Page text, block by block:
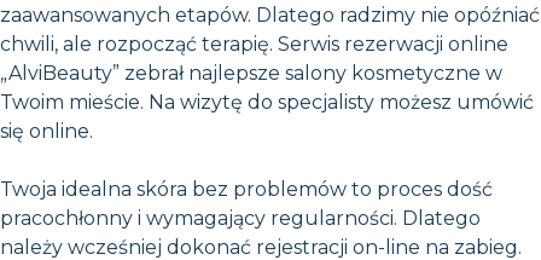
zaawansowanych etapów. Dlatego radzimy nie opóźniać
chwili, ale rozpocząć terapię. Serwis rezerwacji online
„AlviBeauty” zebrał najlepsze salony kosmetyczne w
Twoim mieście. Na wizytę do specjalisty możesz umówić
się online.
Twoja idealna skóra bez problemów to proces dość
pracochłonny i wymagający regularności. Dlatego
należy wcześniej dokonać rejestracji on-line na zabieg.